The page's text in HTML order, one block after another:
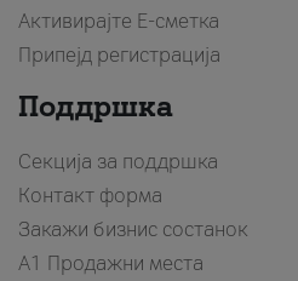
Активирајте Е-сметка
Припејд регистрација
Поддршка
Секција за поддршка
Контакт форма
Закажи бизнис состанок
A1 Продажни места